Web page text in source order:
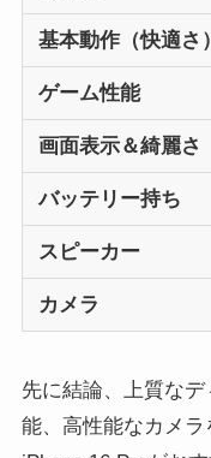
基本動作（快適さ）
ゲーム性能
画面表示＆綺麗さ
バッテリー持ち
スピーカー
カメラ
先に結論、上質な
能、高性能なカメラ